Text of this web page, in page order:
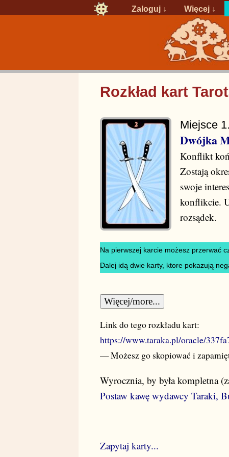
Zaloguj ↓ Więcej ↓
Rozkład kart
Miejsce
Dwójka
Konflikt
Zostają
swoje
konflikcie.
rozsądek.
Na pierwszej karcie możesz przerwać
Dalej idą dwie karty, ktore pokazują
Więcej/more...
Link do tego rozkładu kart:
https://www.taraka.pl/oracle/
— Możesz go skopiować i
Wyrocznia, by była kompletna
Postaw kawę wydawcy Taraki,
Zapytaj karty...